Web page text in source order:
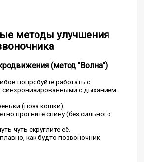
методы улучшения
(метод "Волна")
попробуйте работать с
с дыханием.
(поза кошки).
прогните спину (без сильного
чуть скруглите её.
как будто позвоночник